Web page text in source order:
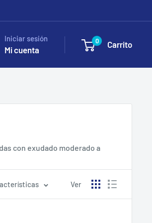
Iniciar sesión
Mi cuenta
0 Carrito
con exudado moderado a
Ver